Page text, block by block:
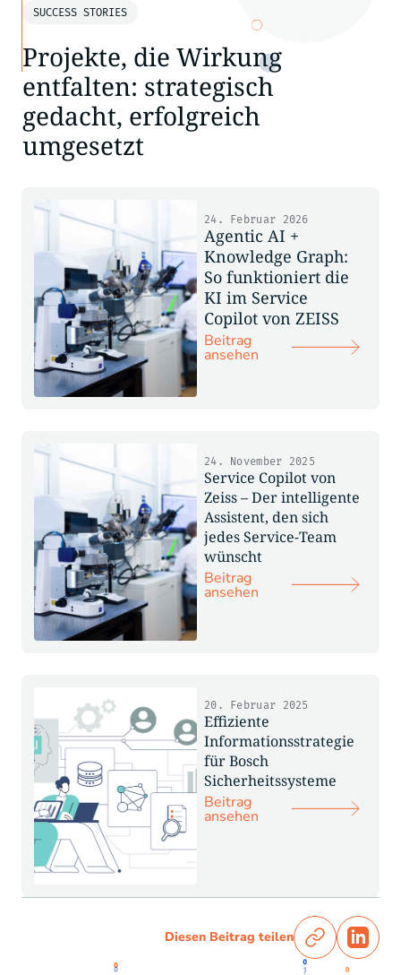
SUCCESS STORIES
Projekte, die Wirkung
entfalten: strategisch
gedacht, erfolgreich
umgesetzt
24. Februar 2026
Agentic AI +
Knowledge Graph:
So funktioniert die
KI im Service
Copilot von ZEISS
Beitrag
ansehen
24. November 2025
Service Copilot von
Zeiss – Der intelligente
Assistent, den sich
jedes Service-Team
wünscht
Beitrag
ansehen
20. Februar 2025
Effiziente
Informationsstrategie
für Bosch
Sicherheitssysteme
Beitrag
ansehen
Diesen Beitrag teilen